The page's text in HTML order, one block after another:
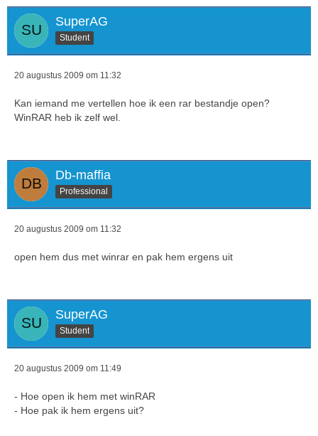
SuperAG
Student
20 augustus 2009 om 11:32
Kan iemand me vertellen hoe ik een rar bestandje open?
WinRAR heb ik zelf wel.
Db-maffia
Professional
20 augustus 2009 om 11:32
open hem dus met winrar en pak hem ergens uit
SuperAG
Student
20 augustus 2009 om 11:49
- Hoe open ik hem met winRAR
- Hoe pak ik hem ergens uit?